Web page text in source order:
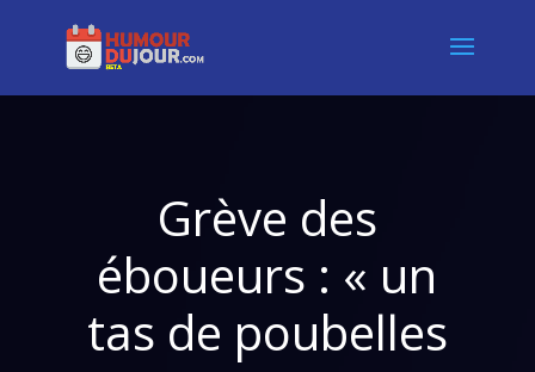
Grève des
éboueurs : « un
tas de poubelles